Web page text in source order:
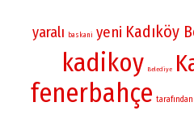
yaralı baskani yeni Kadıköy
kadikoy Belediye
fenerbahçe tarafından